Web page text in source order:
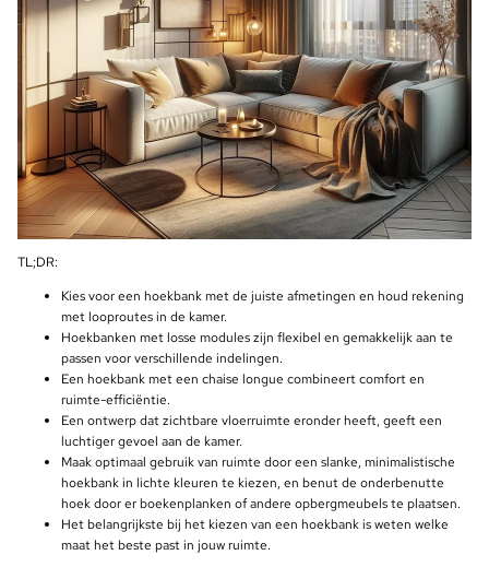
TL;DR:
Kies voor een hoekbank met de juiste afmetingen en houd rekening
met looproutes in de kamer.
Hoekbanken met losse modules zijn flexibel en gemakkelijk aan te
passen voor verschillende indelingen.
Een hoekbank met een chaise longue combineert comfort en
ruimte-efficiëntie.
Een ontwerp dat zichtbare vloerruimte eronder heeft, geeft een
luchtiger gevoel aan de kamer.
Maak optimaal gebruik van ruimte door een slanke, minimalistische
hoekbank in lichte kleuren te kiezen, en benut de onderbenutte
hoek door er boekenplanken of andere opbergmeubels te plaatsen.
Het belangrijkste bij het kiezen van een hoekbank is weten welke
maat het beste past in jouw ruimte.